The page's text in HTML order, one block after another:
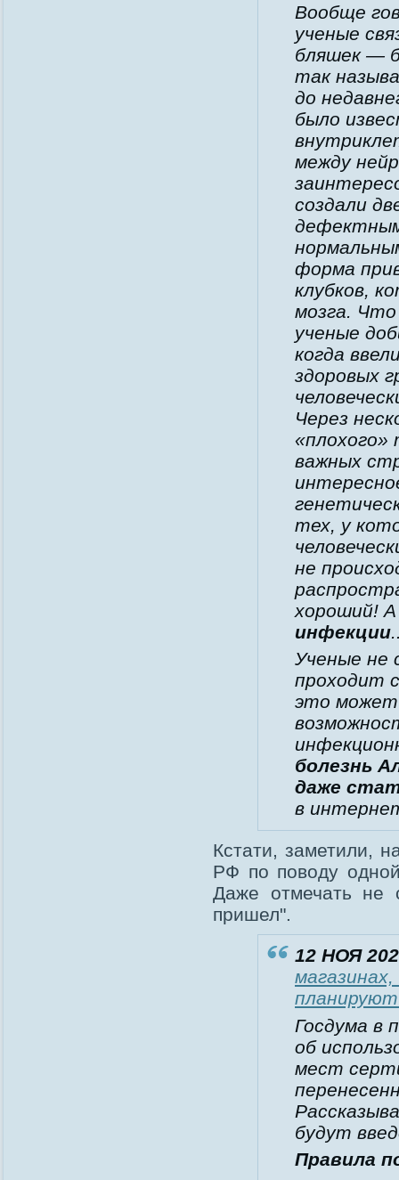
Вообще
ученые
бляшек —
так
до
было
между
создали
форма
клубков,
мозга.
ученые
когда
здоровых
Через
«плохого»
важных
тех, у
не
хороший!
инфекции
Ученые не
проходит
это может
болезнь
даже
в
Кстати, заметили,
РФ по поводу
Даже отмечать не
пришел".
12 НОЯ
планируют
Госдума в
об
мест
будут
Правила